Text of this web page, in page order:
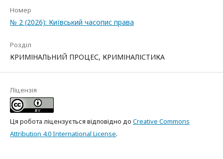
Номер
№ 2 (2026): Київський часопис права
Розділ
КРИМІНАЛЬНИЙ ПРОЦЕС, КРИМІНАЛІСТИКА
Ліцензія
Ця робота ліцензується відповідно до Creative Commons
Attribution 4.0 International License.